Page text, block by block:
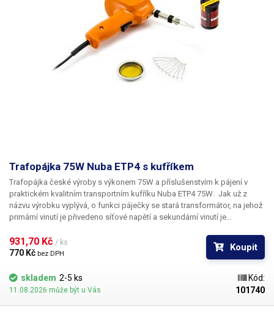
Trafopájka 75W Nuba ETP4 s kufříkem
Trafopájka české výroby s výkonem 75W a příslušenstvím k pájení v
praktickém kvalitním transportním kufříku Nuba ETP4 75W. Jak už z
názvu výrobku vyplývá, o funkci páječky se stará transformátor, na jehož
primární vinutí je přivedeno síťové napětí a sekundární vinutí je
spouště dojde k sepnutí transformátoru, což má za následek okamžité
rozžhavení pájecí smyčky. Jako indikátor sepnutí pájky slouží LED dioda,
předevšímrychlým vzestupem teploty rychlým vychladnutím, což
není zrovna doménou mikropájek. Jsou pro to vhodné především pro
931,70 Kč / ks
770 Kč bez DPH
Koupit
skladem 2-5 ks
11.08.2026 může být u Vás
Kód:
101740